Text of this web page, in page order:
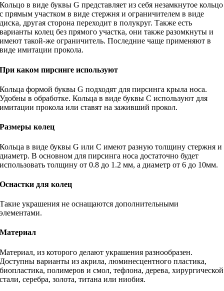
Кольцо в виде буквы G представляет из себя незамкнутое кольцо
с прямым участком в виде стержня и ограничителем в виде
диска, другая сторона переходит в полукруг. Также есть
варианты колец без прямого участка, они также разомкнуты и
имеют такой-же ограничитель. Последние чаще применяют в
виде имитации прокола.
При каком пирсинге используют
Кольца формой буквы G подходят для пирсинга крыла носа.
Удобны в обработке. Кольца в виде буквы С используют для
имитации прокола или ставят на заживший прокол.
Размеры колец
Кольца в виде буквы G или С имеют разную толщину стержня и
диаметр. В основном для пирсинга носа достаточно будет
использовать толщину от 0.8 до 1.2 мм, а диаметр от 6 до 10мм.
Оснастки для колец
Такие украшения не оснащаются дополнительными
элементами.
Материал
Материал, из которого делают украшения разнообразен.
Доступны варианты из акрила, люминесцентного пластика,
биопластика, полимеров и смол, тефлона, дерева, хирургической
стали, серебра, золота, титана или ниобия.